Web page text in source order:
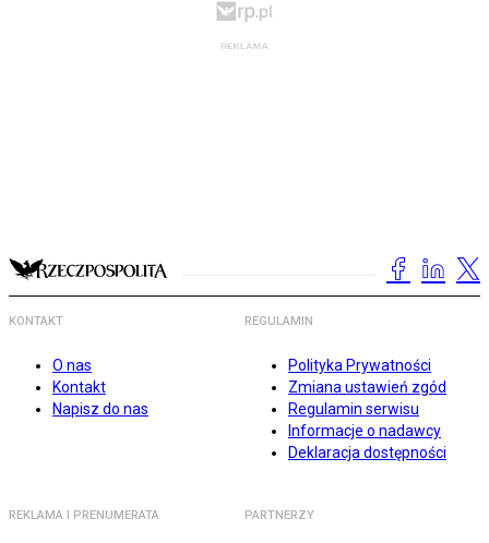
KONTAKT
O nas
Kontakt
Napisz do nas
REGULAMIN
Polityka Prywatności
Zmiana ustawień zgód
Regulamin serwisu
Informacje o nadawcy
Deklaracja dostępności
REKLAMA I PRENUMERATA PARTNERZY